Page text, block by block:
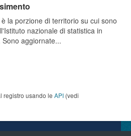
la porzione di territorio su cui sono
nazionale di statistica in
aggiornate...
registro usando le API (vedi